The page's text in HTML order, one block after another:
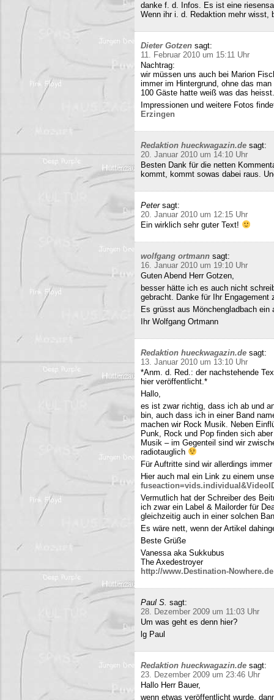
danke f. d. Infos. Es ist eine
Wenn ihr i. d. Redaktion mehr wisst,
Dieter Gotzen sagt:
11. Februar 2010 um 15:11 Uhr
Nachtrag:
wir müssen uns auch bei Marion
immer im Hintergrund, ohne das
100 Gäste hatte weiß was das heisst.
Impressionen und weitere Fotos
Erzingen
Redaktion hueckwagazin.de sagt:
20. Januar 2010 um 14:10 Uhr
Besten Dank für die netten
kommt, kommt sowas dabei raus.
Peter sagt:
20. Januar 2010 um 12:15 Uhr
Ein wirklich sehr guter Text!
wolfgang ortmann sagt:
16. Januar 2010 um 19:10 Uhr
Guten Abend Herr Gotzen,
besser hätte ich es auch nicht
gebracht. Danke für Ihr Engagement
Es grüsst aus Mönchengladbach ein
Ihr Wolfgang Ortmann
Redaktion hueckwagazin.de sagt:
13. Januar 2010 um 13:10 Uhr
*Anm. d. Red.: der nachstehende
hier veröffentlicht.*
Hallo,
es ist zwar richtig, dass ich ab und
bin, auch dass ich in einer Band
machen wir Rock Musik. Neben
Punk, Rock und Pop finden sich
Musik – im Gegenteil sind wir
radiotauglich
Für Auftritte sind wir allerdings
Hier auch mal ein Link zu einem
Vermutlich hat der Schreiber des
ich zwar ein Label & Mailorder für
gleichzeitig auch in einer solchen
Es wäre nett, wenn der Artikel
Beste Grüße
Vanessa aka Sukkubus
The Axedestroyer
http://www.Destination-Nowhere.de
Paul S. sagt:
28. Dezember 2009 um 11:03 Uhr
Um was geht es denn hier?
lg Paul
Redaktion hueckwagazin.de sagt:
23. Dezember 2009 um 23:46 Uhr
Hallo Herr Bauer,
wenn etwas veröffentlicht wurde,